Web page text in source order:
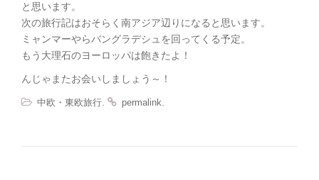
と思います。
次の旅行記はおそらく南アジア辺りになると思います。
ミャンマーやらバングラデシュを回ってくる予定。
もう大理石のヨーロッパは飽きたよ！
んじゃまたお会いしましょう～！
中欧・東欧旅行 permalink